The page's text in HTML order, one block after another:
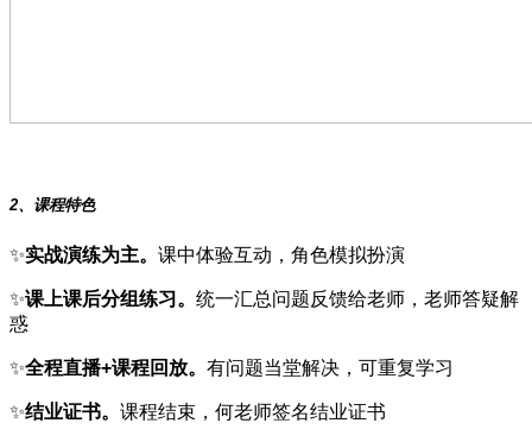
2、课程特色
✨实战演练为主。 课中体验互动，角色模拟扮演
✨课上课后分组练习。 统一汇总问题反馈给老师，老师答疑解
惑
✨全程直播+课程回放。 有问题当堂解决，可重复学习
✨结业证书。 课程结束，何老师签名结业证书